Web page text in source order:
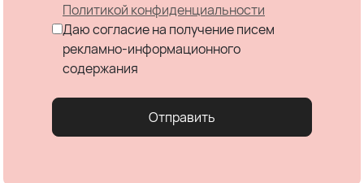
Политикой конфиденциальности
Даю согласие на получение писем
рекламно-информационного
содержания
Отправить